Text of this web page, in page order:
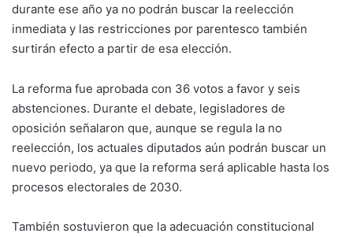
durante ese año ya no podrán buscar la reelección
inmediata y las restricciones por parentesco también
surtirán efecto a partir de esa elección.
La reforma fue aprobada con 36 votos a favor y seis
abstenciones. Durante el debate, legisladores de
oposición señalaron que, aunque se regula la no
reelección, los actuales diputados aún podrán buscar un
nuevo periodo, ya que la reforma será aplicable hasta los
procesos electorales de 2030.
También sostuvieron que la adecuación constitucional